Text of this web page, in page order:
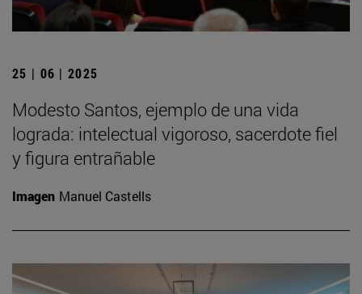
25 | 06 | 2025
Modesto Santos, ejemplo de una vida
lograda: intelectual vigoroso, sacerdote fiel
y figura entrañable
Imagen Manuel Castells